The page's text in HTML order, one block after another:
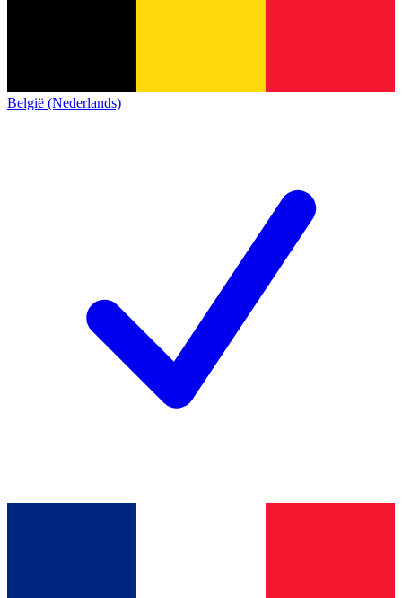
België (Nederlands)